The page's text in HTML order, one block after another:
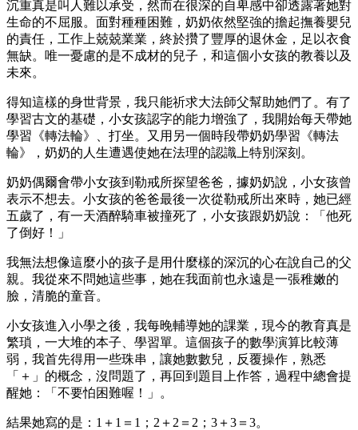
沉重真是叫人難以承受，然而在很深的自卑感中卻透露著她對
生命的不屈服。面對種種困難，奶奶依然堅強的擔起撫養嬰兒
的責任，工作上兢兢業業，終於攢了豐厚的退休金，足以衣食
無缺。唯一憂慮的是不成材的兒子，和這個小女孩的教養以及
未來。
得知這樣的身世背景，我只能祈求大法師父幫助她們了。有了
學習古文的基礎，小女孩認字的能力增強了，我開始每天帶她
學習《轉法輪》、打坐。又用另一個時段帶奶奶學習《轉法
輪》，奶奶的人生遭遇使她在法理的認識上特別深刻。
奶奶偶爾會帶小女孩到勒戒所探望爸爸，據奶奶說，小女孩曾
表示不想去。小女孩的爸爸最後一次從勒戒所出來時，她已經
五歲了，有一天酒醉騎車被撞死了，小女孩跟奶奶說：「他死
了倒好！」
我無法想像這麼小的孩子是用什麼樣的深沉的心在說自己的父
親。我從來不問她這些事，她在我面前也永遠是一張稚嫩的
臉，清脆的童音。
小女孩進入小學之後，我每晚輔導她的課業，現今的教育真是
繁瑣，一大堆的本子、學習單。這個孩子的數學演算比較薄
弱，我首先得用一些珠串，讓她數數兒，反覆操作，熟悉
「＋」的概念，沒問題了，再回到題目上作答，過程中總會提
醒她：「不要怕困難喔！」。
結果她寫的是：1＋1＝1；2＋2＝2；3＋3＝3。